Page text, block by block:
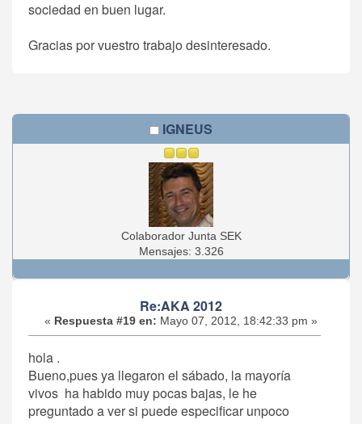
sociedad en buen lugar.
Gracias por vuestro trabajo desinteresado.
IGNEUS
Colaborador Junta SEK
Mensajes: 3.326
Re:AKA 2012
« Respuesta #19 en: Mayo 07, 2012, 18:42:33 pm »
hola .
Bueno,pues ya llegaron el sábado, la mayoría
vivos ha habido muy pocas bajas, le he
preguntado a ver si puede especificar unpoco